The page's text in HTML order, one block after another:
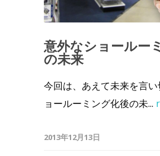
意外なショールー
の未来
今回は、あえて未来を言
ョールーミング化後の未...
2013年12月13日